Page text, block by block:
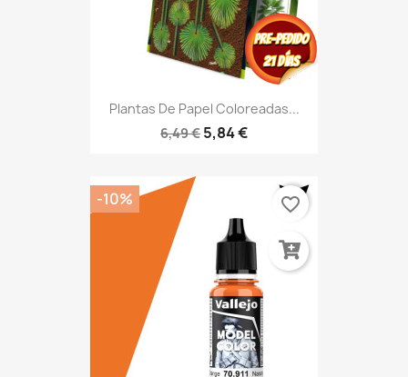
Plantas De Papel Coloreadas...
6,49 € 5,84 €
-10% favorite_border